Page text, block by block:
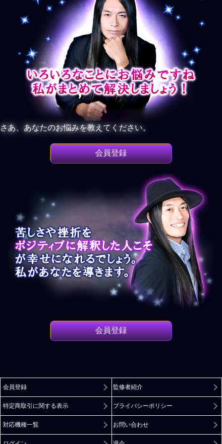
さあ、あなたのお悩みを教えてください。
会員登録
会員登録
会員登録 監修者紹介
特定商取引に関する表示 プライバシーポリシー
対応機種一覧 お問い合わせ